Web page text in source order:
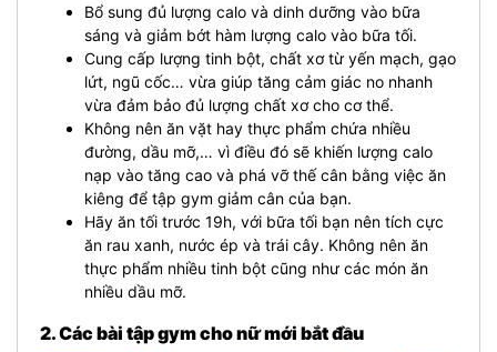
Bổ sung đủ lượng calo và dinh dưỡng vào bữa
sáng và giảm bớt hàm lượng calo vào bữa tối.
Cung cấp lượng tinh bột, chất xơ từ yến mạch, gạo
lứt, ngũ cốc… vừa giúp tăng cảm giác no nhanh
vừa đảm bảo đủ lượng chất xơ cho cơ thể.
Không nên ăn vặt hay thực phẩm chứa nhiều
đường, dầu mỡ,… vì điều đó sẽ khiến lượng calo
nạp vào tăng cao và phá vỡ thế cân bằng việc ăn
kiêng để tập gym giảm cân của bạn.
Hãy ăn tối trước 19h, với bữa tối bạn nên tích cực
ăn rau xanh, nước ép và trái cây. Không nên ăn
thực phẩm nhiều tinh bột cũng như các món ăn
nhiều dầu mỡ.
2. Các bài tập gym cho nữ mới bắt đầu